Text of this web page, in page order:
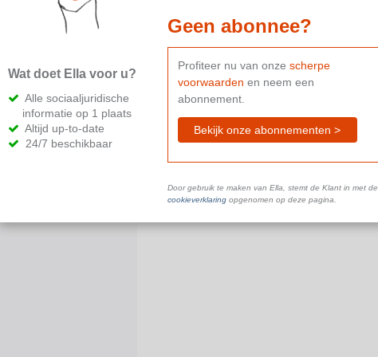
Wat doet Ella voor u?
Alle sociaaljuridische
informatie op 1 plaats
Altijd up-to-date
24/7 beschikbaar
Geen abonnee?
Profiteer nu van onze scherpe
voorwaarden en neem een
abonnement.
Bekijk onze abonnementen >
Door gebruik te maken van Ella, stemt de Klant in met de
cookieverklaringopgenomen op deze pagina.